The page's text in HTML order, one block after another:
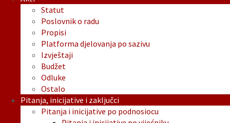
Statut
Poslovnik o radu
Propisi
Platforma djelovanja po sazivu
Izvještaji
Budžet
Odluke
Ostalo
Pitanja, inicijative i zaključci
Pitanja i inicijative po podnosiocu